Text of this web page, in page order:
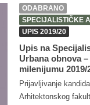
ODABRANO
SPECIJALISTIČKE
UPIS 2019/20
Upis na
Urbana obnova
milenijumu
Prijavljivanje
Arhitektonskog